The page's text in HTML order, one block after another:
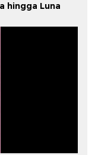
hingga Luna